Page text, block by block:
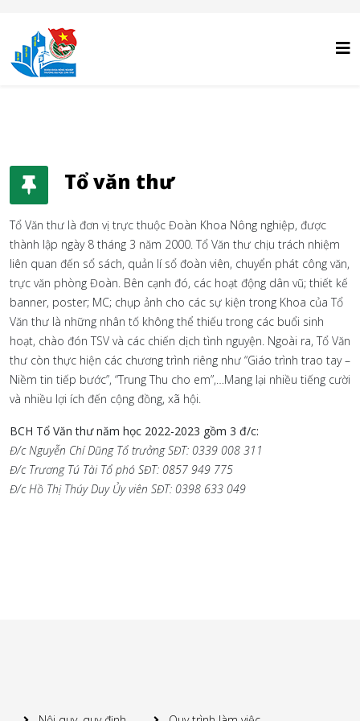
Tổ văn thư
Tổ Văn thư là đơn vị trực thuộc Đoàn Khoa Nông nghiệp, được
thành lập ngày 8 tháng 3 năm 2000. Tổ Văn thư chịu trách nhiệm
liên quan đến sổ sách, quản lí sổ đoàn viên, chuyển phát công văn,
trực văn phòng Đoàn. Bên cạnh đó, các hoạt động dân vũ; thiết kế
banner, poster; MC; chụp ảnh cho các sự kiện trong Khoa của Tổ
Văn thư là những nhân tố không thể thiếu trong các buổi sinh
hoạt, chào đón TSV và các chiến dịch tình nguyện. Ngoài ra, Tổ Văn
thư còn thực hiện các chương trình riêng như “Giáo trình trao tay –
Niềm tin tiếp bước”, “Trung Thu cho em”,…Mang lại nhiều tiếng cười
và nhiều lợi ích đến cộng đồng, xã hội.
BCH Tổ Văn thư năm học 2022-2023 gồm 3 đ/c:
Đ/c Nguyễn Chí Dũng Tổ trưởng SĐT: 0339 008 311
Đ/c Trương Tú Tài Tổ phó SĐT: 0857 949 775
Đ/c Hồ Thị Thúy Duy Ủy viên SĐT: 0398 633 049